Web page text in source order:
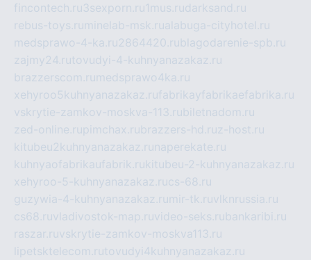
fincontech.ru3sexporn.ru1mus.rudarksand.ru
rebus-toys.ru minelab-msk.rualabuga-cityhotel.ru
medsprawo-4-ka.ru2864420.rublagodarenie-spb.ru
zajmy24.rutovudyi-4-kuhnyanazakaz.ru
brazzerscom.ru medsprawo4ka.ru
xehyroo5kuhnyanazakaz.rufabrikayfabrikaefabrika.ru
vskrytie-zamkov-moskva-113.rubiletnadom.ru
zed-online.rupimchax.rubrazzers-hd.ruz-host.ru
kitubeu2kuhnyanazakaz.ru naperekate.ru
kuhnyaofabrikaufabrik.rukitubeu-2-kuhnyanazakaz.ru
xehyroo-5-kuhnyanazakaz.rucs-68.ru
guzywia-4-kuhnyanazakaz.ru mir-tk.ruvlknrussia.ru
cs68.ruvladivostok-map.ruvideo-seks.rubankaribi.ru
raszar.ruvskrytie-zamkov-moskva113.ru
lipetsktelecom.rutovudyi4kuhnyanazakaz.ru